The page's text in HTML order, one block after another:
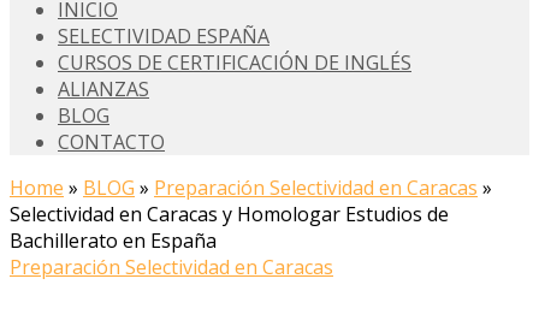
INICIO
SELECTIVIDAD ESPAÑA
CURSOS DE CERTIFICACIÓN DE INGLÉS
ALIANZAS
BLOG
CONTACTO
Home » BLOG » Preparación Selectividad en Caracas »
Selectividad en Caracas y Homologar Estudios de
Bachillerato en España
Preparación Selectividad en Caracas